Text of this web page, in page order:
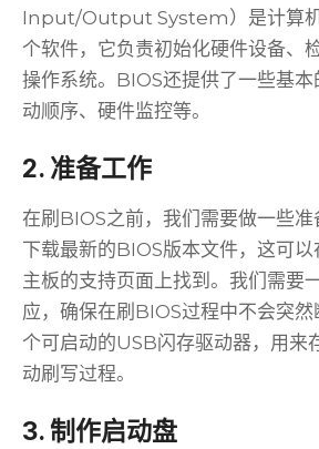
Input/Output System）是计算机
个软件，它负责初始化硬件设备、
操作系统。BIOS还提供了一些基本
动顺序、硬件监控等。
2. 准备工作
在刷BIOS之前，我们需要做一些
下载最新的BIOS版本文件，这可
主板的支持页面上找到。我们需要
应，确保在刷BIOS过程中不会突
个可启动的USB闪存驱动器，用来
动刷写过程。
3. 制作启动盘